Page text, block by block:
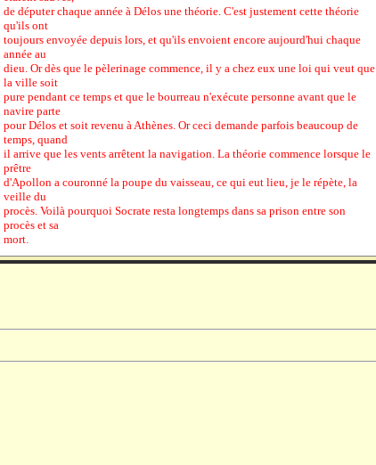
de députer chaque année à Délos une théorie. C'est justement cette théorie
qu'ils ont
toujours envoyée depuis lors, et qu'ils envoient encore aujourd'hui chaque
année au
dieu. Or dès que le pèlerinage commence, il y a chez eux une loi qui veut que
la ville soit
pure pendant ce temps et que le bourreau n'exécute personne avant que le
navire parte
pour Délos et soit revenu à Athènes. Or ceci demande parfois beaucoup de
temps, quand
il arrive que les vents arrêtent la navigation. La théorie commence lorsque le
prêtre
d'Apollon a couronné la poupe du vaisseau, ce qui eut lieu, je le répète, la
veille du
procès. Voilà pourquoi Socrate resta longtemps dans sa prison entre son
procès et sa
mort.